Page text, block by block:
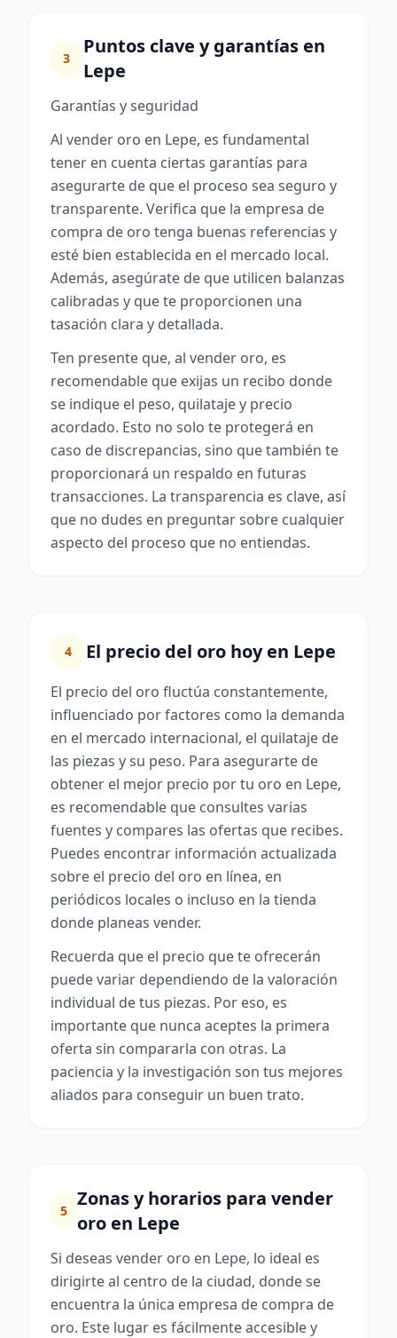
3
Puntos clave y garantías en
Lepe
Garantías y seguridad
Al vender oro en Lepe, es fundamental
tener en cuenta ciertas garantías para
asegurarte de que el proceso sea seguro y
transparente. Verifica que la empresa de
compra de oro tenga buenas referencias y
esté bien establecida en el mercado local.
Además, asegúrate de que utilicen balanzas
calibradas y que te proporcionen una
tasación clara y detallada.
Ten presente que, al vender oro, es
recomendable que exijas un recibo donde
se indique el peso, quilataje y precio
acordado. Esto no solo te protegerá en
caso de discrepancias, sino que también te
proporcionará un respaldo en futuras
transacciones. La transparencia es clave, así
que no dudes en preguntar sobre cualquier
aspecto del proceso que no entiendas.
4 El precio del oro hoy en Lepe
El precio del oro fluctúa constantemente,
influenciado por factores como la demanda
en el mercado internacional, el quilataje de
las piezas y su peso. Para asegurarte de
obtener el mejor precio por tu oro en Lepe,
es recomendable que consultes varias
fuentes y compares las ofertas que recibes.
Puedes encontrar información actualizada
sobre el precio del oro en línea, en
periódicos locales o incluso en la tienda
donde planeas vender.
Recuerda que el precio que te ofrecerán
puede variar dependiendo de la valoración
individual de tus piezas. Por eso, es
importante que nunca aceptes la primera
oferta sin compararla con otras. La
paciencia y la investigación son tus mejores
aliados para conseguir un buen trato.
5
Zonas y horarios para vender
oro en Lepe
Si deseas vender oro en Lepe, lo ideal es
dirigirte al centro de la ciudad, donde se
encuentra la única empresa de compra de
oro. Este lugar es fácilmente accesible y